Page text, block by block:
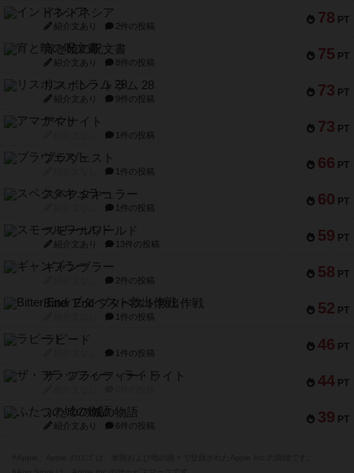
78 PT
インドネシア
紹介文あり 2件の投稿
75 PT
宵と暁の呪文書
紹介文あり 8件の投稿
73 PT
リスボン・トラム 28
紹介文あり 9件の投稿
73 PT
アマナイト
1件の投稿
66 PT
ブラヴェスト
1件の投稿
60 PT
スペクタキュラー
1件の投稿
59 PT
スモールワールド
紹介文あり 13件の投稿
58 PT
ギャンブラー
2件の投稿
52 PT
Bitter End ブタペスト救出作戦
1件の投稿
46 PT
ラピード
1件の投稿
44 PT
ザ・フラッフィー・ライト
39 PT
ふたつの城の物語
紹介文あり 6件の投稿